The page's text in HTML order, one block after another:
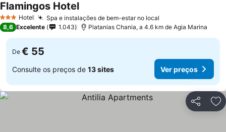
3 EstrelasHotel Spa e instalações de bem-estar no local
Flamingos HotelVer preços
8,6 Excelente 1.043 Platanias Chania, a 4.6 km de Agia Marina
De € 55
Consulte os preços de 13 sites Ver preços
Partilhar